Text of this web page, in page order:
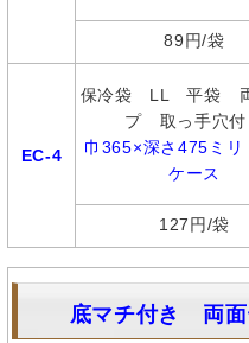
89円/袋
EC-4
保冷袋 LL 平袋
プ 取っ手穴付
巾365×深さ475ミ
ケース
127円/袋
底マチ付き 両